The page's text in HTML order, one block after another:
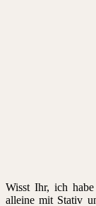
Wisst Ihr, ich
alleine mit Stativ